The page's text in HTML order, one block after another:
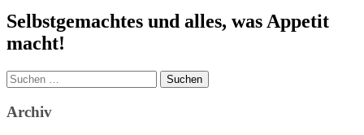
Selbstgemachtes und alles, was Appetit
macht!
Suchen
nach:
Archiv